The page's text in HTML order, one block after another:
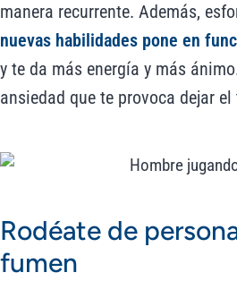
manera recurrente. Además,
nuevas habilidades pone en
y te da más energía y más
ansiedad que te provoca dejar el
Rodéate de
fumen